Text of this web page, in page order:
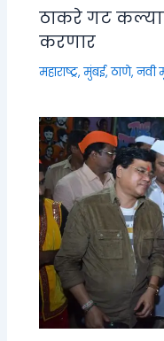
ठाकरे गट
करणार
महाराष्ट्र,मुंबई, ठाणे, नवी